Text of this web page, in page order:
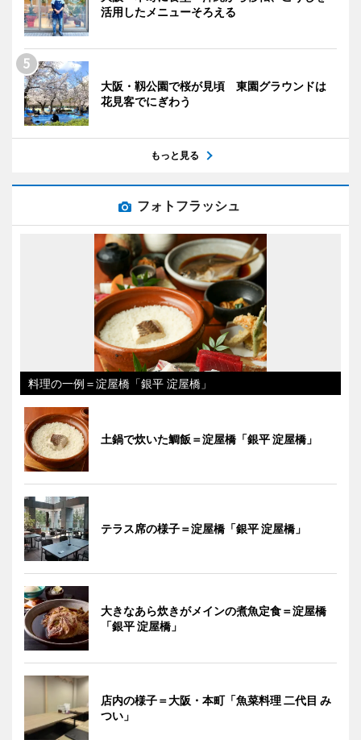
活用したメニューそろえる
大阪・靱公園で桜が見頃 東園グラウンドは
花見客でにぎわう
もっと見る
フォトフラッシュ
料理の一例＝淀屋橋「銀平 淀屋橋」
土鍋で炊いた鯛飯＝淀屋橋「銀平 淀屋橋」
テラス席の様子＝淀屋橋「銀平 淀屋橋」
大きなあら炊きがメインの煮魚定食＝淀屋橋
「銀平 淀屋橋」
店内の様子＝大阪・本町「魚菜料理 二代目 み
つい」